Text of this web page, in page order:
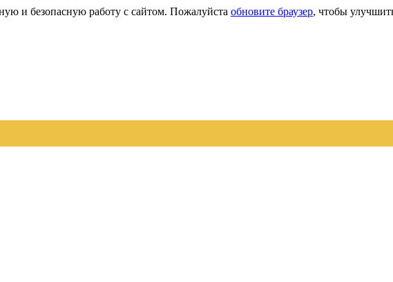
и безопасную работу с сайтом. Пожалуйста обновите браузер, чтобы